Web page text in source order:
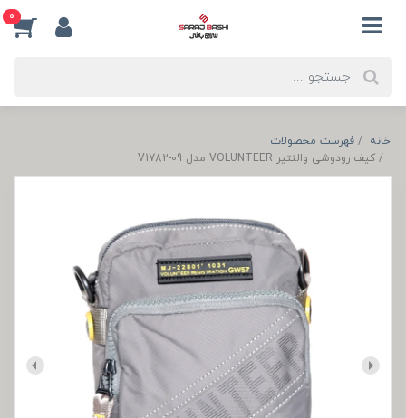
0
خانه
فهرست محصولات
کیف رودوشی والنتیر VOLUNTEER مدل V1782-09